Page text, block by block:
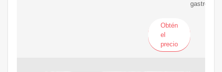
Obtén
el
precio